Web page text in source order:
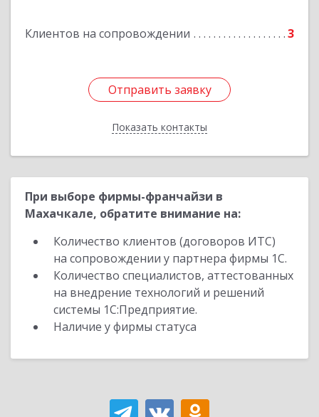
Клиентов на сопровождении 3
Отправить заявку
Показать контакты
Отправить заявку
Назад
При выборе фирмы-франчайзи в
Махачкале, обратите внимание на:
Количество клиентов (договоров ИТС)
на сопровождении у партнера фирмы 1С.
Количество специалистов, аттестованных
на внедрение технологий и решений
системы 1С:Предприятие.
Наличие у фирмы статуса